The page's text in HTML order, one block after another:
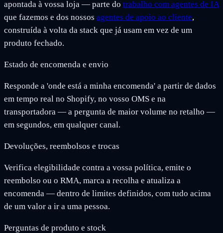
apontada à vossa loja — parte do trabalho com agentes de IA
que fazemos e dos nossos agentes de apoio ao cliente,
construída à volta da stack que já usam em vez de um
produto fechado.
Estado de encomenda e envio
Responde a 'onde está a minha encomenda' a partir de dados
em tempo real no Shopify, no vosso OMS e na
transportadora — a pergunta de maior volume no retalho —
em segundos, em qualquer canal.
Devoluções, reembolsos e trocas
Verifica elegibilidade contra a vossa política, emite o
reembolso ou o RMA, marca a recolha e atualiza a
encomenda — dentro de limites definidos, com tudo acima
de um valor a ir a uma pessoa.
Perguntas de produto e stock